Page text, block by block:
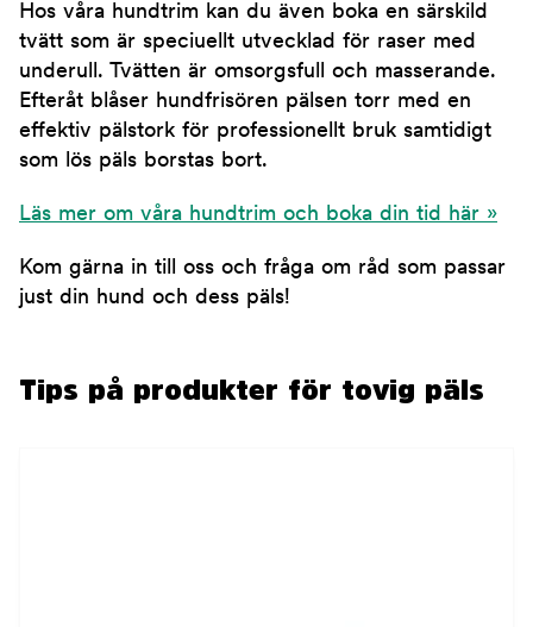
Hos våra hundtrim kan du även boka en särskild
tvätt som är speciuellt utvecklad för raser med
underull. Tvätten är omsorgsfull och masserande.
Efteråt blåser hundfrisören pälsen torr med en
effektiv pälstork för professionellt bruk samtidigt
som lös päls borstas bort.
Läs mer om våra hundtrim och boka din tid här »
Kom gärna in till oss och fråga om råd som passar
just din hund och dess päls!
Tips på produkter för tovig päls